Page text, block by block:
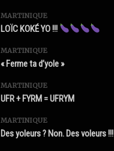
MARTINIQUE
LOÏC KOKÉ YO !!!
MARTINIQUE
« Ferme ta d’yole »
MARTINIQUE
UFR + FYRM = UFRYM
MARTINIQUE
Des yoleurs ? Non. Des voleurs !!!